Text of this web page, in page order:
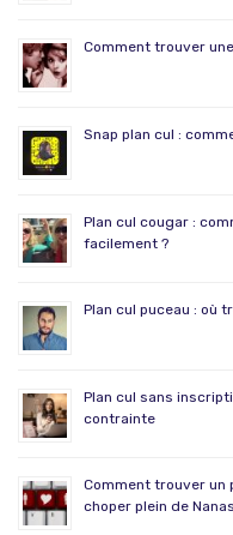
Comment trouver
Snap plan cul :
Plan cul cougar :
facilement ?
Plan cul puceau : où
Plan cul sans
contrainte
Comment trouver un
choper plein de Nanas